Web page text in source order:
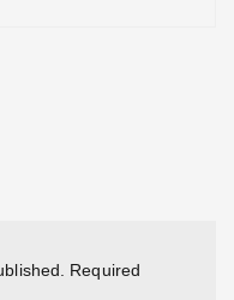
Required